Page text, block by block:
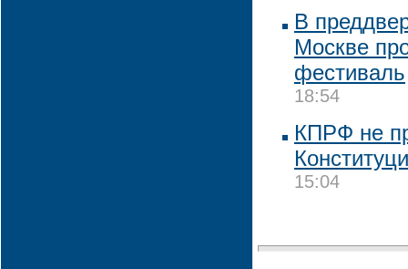
В
Москве
фестиваль
18:54
КПРФ не
15:04